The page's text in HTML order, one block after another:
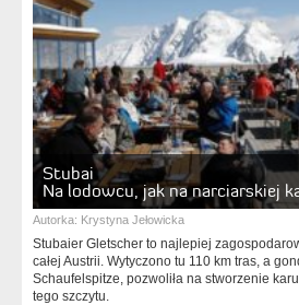
Stubai
Na lodowcu, jak na narciarskiej
Autorka: Krystyna Jełowicka
Stubaier Gletscher to najlepiej
całej Austrii. Wytyczono tu 110 km tras, a
Schaufelspitze, pozwoliła na stworzenie
tego szczytu.